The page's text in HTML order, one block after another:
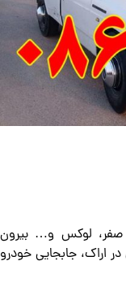
صفر، لوکس و… بیرون
اراک، جابجایی خودرو